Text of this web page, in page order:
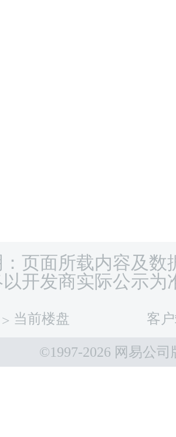
页面所载内容及数
开发商实际公示为
> 当前楼盘 客
©1997-2026 网易公